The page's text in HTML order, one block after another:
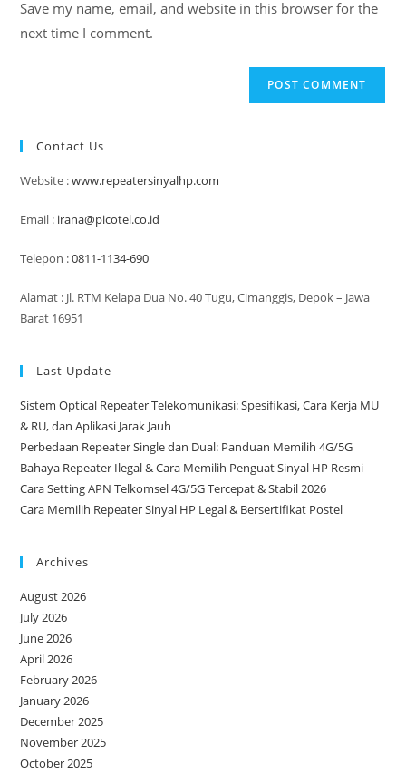
(optional)
Save my name, email, and website in this browser for the
next time I comment.
Contact Us
Website :www.repeatersinyalhp.com
Email : irana@picotel.co.id
Telepon :0811-1134-690
Alamat : Jl. RTM Kelapa Dua No. 40 Tugu, Cimanggis, Depok – Jawa
Barat 16951
Last Update
Sistem Optical Repeater Telekomunikasi: Spesifikasi, Cara Kerja MU
& RU, dan Aplikasi Jarak Jauh
Perbedaan Repeater Single dan Dual: Panduan Memilih 4G/5G
Bahaya Repeater Ilegal & Cara Memilih Penguat Sinyal HP Resmi
Cara Setting APN Telkomsel 4G/5G Tercepat & Stabil 2026
Cara Memilih Repeater Sinyal HP Legal & Bersertifikat Postel
Archives
August 2026
July 2026
June 2026
April 2026
February 2026
January 2026
December 2025
November 2025
October 2025